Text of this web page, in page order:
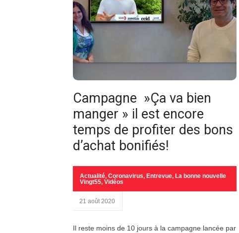
Campagne »Ça va bien
manger » il est encore
temps de profiter des bons
d’achat bonifiés!
Actualité, Coronavirus, Entrevue, La bonne nouvelle
Vingt55, Vidéos
21 août 2020
Il reste moins de 10 jours à la campagne lancée par